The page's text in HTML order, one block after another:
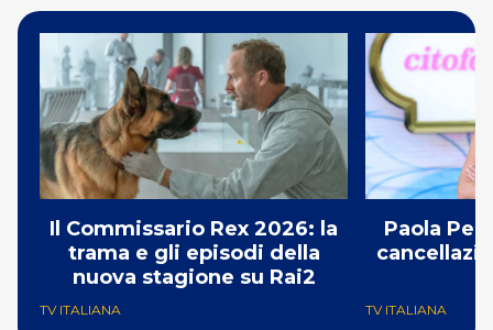
Il Commissario Rex 2026: la
trama e gli episodi della
nuova stagione su Rai2
TV ITALIANA
Paola
TV ITALIANA